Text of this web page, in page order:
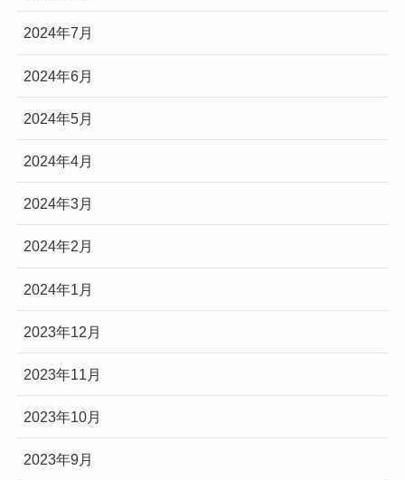
2024年7月
2024年6月
2024年5月
2024年4月
2024年3月
2024年2月
2024年1月
2023年12月
2023年11月
2023年10月
2023年9月